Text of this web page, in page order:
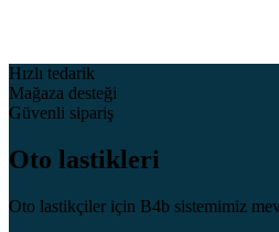
Hızlı tedarik
Mağaza desteği
Güvenli sipariş
Oto lastikleri
Oto lastikçiler için B4b sistemimiz